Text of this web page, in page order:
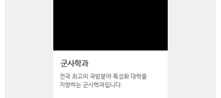
군사학과
전국 최고의 국방분야 특성화 대학을
지향하는 군사학과입니다.